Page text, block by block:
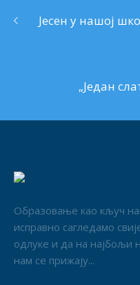
Јесен у нашој
„Један
Образовање као кључ
исправно сагледамо
одлуке и да на најбољи
нам се прижају...